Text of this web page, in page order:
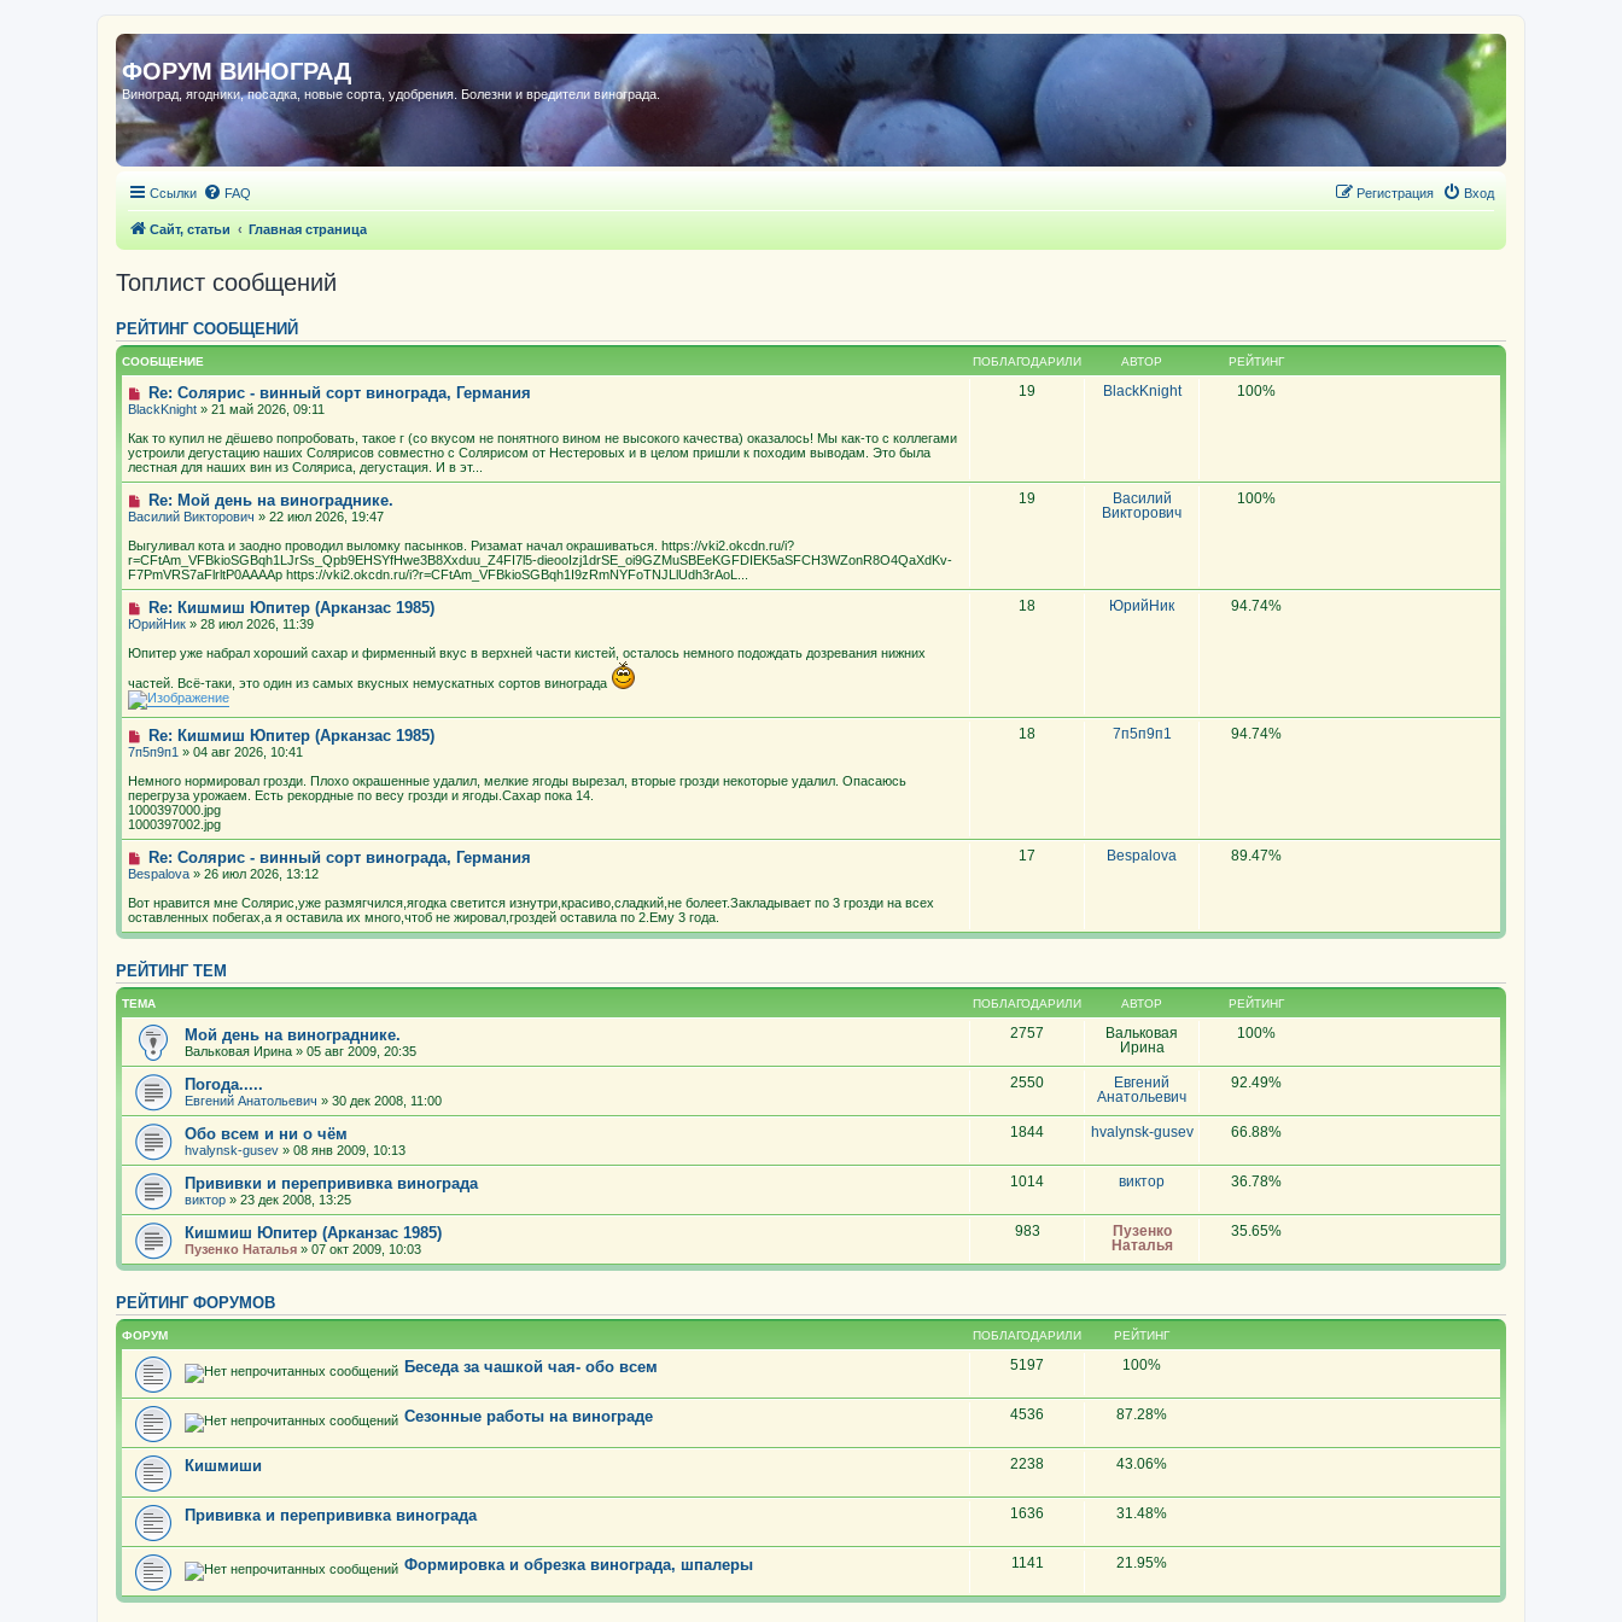
ФОРУМ ВИНОГРАД
Виноград, ягодники, посадка, новые сорта, удобрения. Болезни и вредители винограда.
Ссылки FAQ Вход
Регистрация
Сайт, статьи Главная страница
Топлист сообщений
РЕЙТИНГ СООБЩЕНИЙ
СООБЩЕНИЕ ПОБЛАГОДАРИЛИ АВТОР РЕЙТИНГ
Re: Солярис - винный сорт винограда, Германия
BlackKnight » 21 май 2026, 09:11
Как то купил не дёшево попробовать, такое г (со вкусом не понятного вином не высокого качества) оказалось! Мы как-то с коллегами
устроили дегустацию наших Солярисов совместно с Солярисом от Нестеровых и в целом пришли к походим выводам. Это была
лестная для наших вин из Соляриса, дегустация. И в эт...
19 BlackKnight 100%
Re: Мой день на винограднике.
Василий Викторович » 22 июл 2026, 19:47
Выгуливал кота и заодно проводил выломку пасынков. Ризамат начал окрашиваться. https://vki2.okcdn.ru/i?
r=CFtAm_VFBkioSGBqh1LJrSs_Qpb9EHSYfHwe3B8Xxduu_Z4FI7l5-dieooIzj1drSE_oi9GZMuSBEeKGFDIEK5aSFCH3WZonR8O4QaXdKv-
F7PmVRS7aFlrltP0AAAAp https://vki2.okcdn.ru/i?r=CFtAm_VFBkioSGBqh1I9zRmNYFoTNJLlUdh3rAoL...
19
Василий
Викторович
100%
Re: Кишмиш Юпитер (Арканзас 1985)
ЮрийНик » 28 июл 2026, 11:39
Юпитер уже набрал хороший сахар и фирменный вкус в верхней части кистей, осталось немного подождать дозревания нижних
частей. Всё-таки, это один из самых вкусных немускатных сортов винограда
18 ЮрийНик 94.74%
Re: Кишмиш Юпитер (Арканзас 1985)
7п5п9п1 » 04 авг 2026, 10:41
Немного нормировал грозди. Плохо окрашенные удалил, мелкие ягоды вырезал, вторые грозди некоторые удалил. Опасаюсь
перегруза урожаем. Есть рекордные по весу грозди и ягоды.Сахар пока 14.
1000397000.jpg
1000397002.jpg
18 7п5п9п1 94.74%
Re: Солярис - винный сорт винограда, Германия
Bespalova » 26 июл 2026, 13:12
Вот нравится мне Солярис,уже размягчился,ягодка светится изнутри,красиво,сладкий,не болеет.Закладывает по 3 грозди на всех
оставленных побегах,а я оставила их много,чтоб не жировал,гроздей оставила по 2.Ему 3 года.
17 Bespalova 89.47%
РЕЙТИНГ ТЕМ
ТЕМА ПОБЛАГОДАРИЛИ АВТОР РЕЙТИНГ
Мой день на винограднике.
Вальковая Ирина » 05 авг 2009, 20:35
2757
Вальковая
Ирина
100%
Погода.....
Евгений Анатольевич » 30 дек 2008, 11:00
2550
Евгений
Анатольевич
92.49%
Обо всем и ни о чём
hvalynsk-gusev » 08 янв 2009, 10:13
1844 hvalynsk-gusev 66.88%
Прививки и перепрививка винограда
виктор » 23 дек 2008, 13:25
1014 виктор 36.78%
Кишмиш Юпитер (Арканзас 1985)
Пузенко Наталья » 07 окт 2009, 10:03
983
Пузенко
Наталья
35.65%
РЕЙТИНГ ФОРУМОВ
ФОРУМ ПОБЛАГОДАРИЛИ РЕЙТИНГ
Беседа за чашкой чая- обо всем 5197 100%
Сезонные работы на винограде 4536 87.28%
Кишмиши 2238 43.06%
Прививка и перепрививка винограда 1636 31.48%
Формировка и обрезка винограда, шпалеры 1141 21.95%